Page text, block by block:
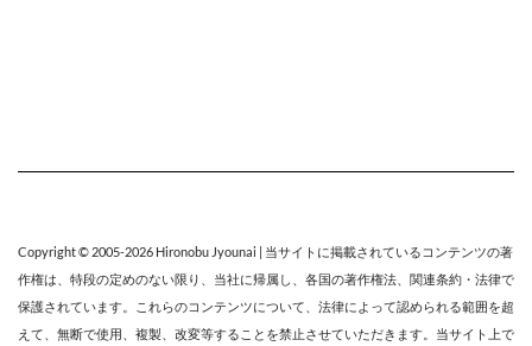
Copyright © 2005-2026 Hironobu Jyounai | 当サイトに掲載されているコンテンツの著
作権は、特段の定めのない限り、 当社に帰属し、各国の著作権法、関連条約・法律で
保護されています。これらのコンテンツについて、法律によって認められる範囲を超
えて、無断で使用、複製、改変等することを禁止させていただきます。当サイト上で